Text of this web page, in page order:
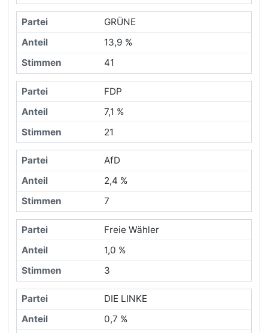
GRÜNE
13,9 %
41
FDP
7,1 %
21
AfD
2,4 %
7
Freie Wähler
1,0 %
3
DIE LINKE
0,7 %